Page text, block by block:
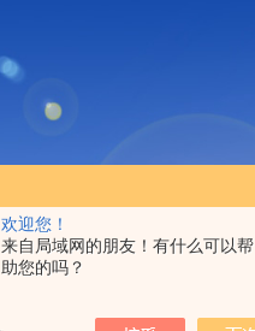
欢迎您！
来自局域网的朋友！有什么可以帮
助您的吗？